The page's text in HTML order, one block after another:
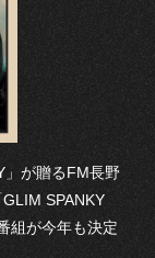
」が贈るFM長野
SPANKY
組が今年も決定